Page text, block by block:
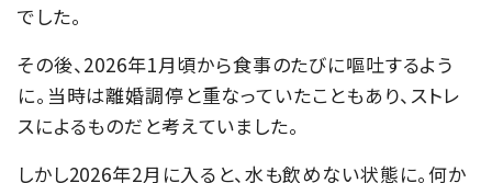
でした。
その後、2026年1月頃から食事のたびに嘔吐するよう
に。当時は離婚調停と重なっていたこともあり、ストレ
スによるものだと考えていました。
しかし2026年2月に入ると、水も飲めない状態に。何か